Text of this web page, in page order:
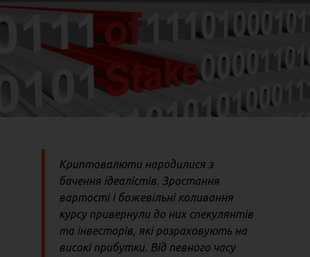
Криптовалюти народилися з
бачення ідеалістів. Зростання
вартості і божевільні коливання
курсу привернули до них спекулянтів
та інвесторів, які розраховують на
високі прибутки. Від певного часу